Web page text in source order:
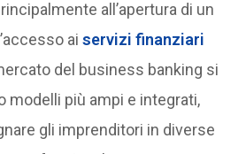
all’apertura di un
aiservizi finanziari
del business banking si
modelli più ampi e integrati,
gli imprenditori in diverse